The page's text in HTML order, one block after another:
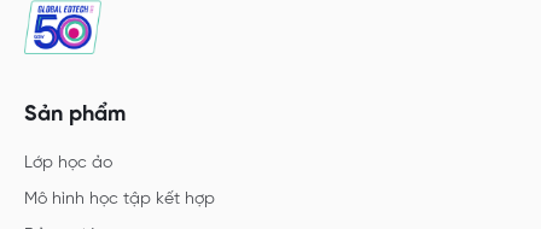
Sản phẩm
Lớp học ảo
Mô hình học tập kết hợp